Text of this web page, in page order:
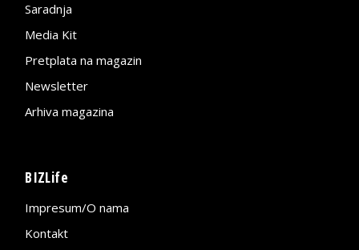
Saradnja
Media Kit
Pretplata na magazin
Newsletter
Arhiva magazina
BIZLife
Impresum/O nama
Kontakt